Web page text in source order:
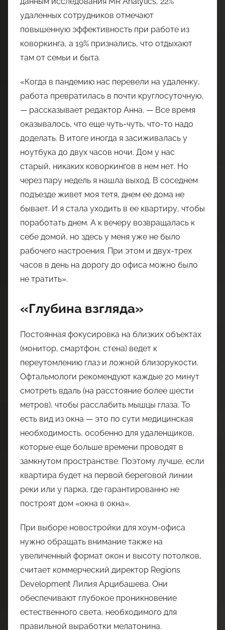
удаленных сотрудников отмечают
повышенную эффективность при работе из
коворкинга, а 19% признались, что отдыхают
там от семьи и быта.
«Когда в пандемию нас перевели на удаленку,
работа превратилась в почти круглосуточную,
— рассказывает редактор Анна. — Все время
оказывалось, что еще чуть-чуть, что-то надо
доделать. В итоге иногда я засиживалась у
ноутбука до двух часов ночи. Дом у нас
старый, никаких коворкингов в нем нет. Но
через пару недель я нашла выход. В соседнем
подъезде живет моя тетя, днем ее дома не
бывает. И я стала уходить в ее квартиру, чтобы
поработать днем. А к вечеру возвращалась к
себе домой, но здесь у меня уже не было
рабочего настроения. При этом и двух-трех
часов в день на дорогу до офиса можно было
не тратить».
«Глубина взгляда»
Постоянная фокусировка на близких объектах
(монитор, смартфон, стена) ведет к
переутомлению глаз и ложной близорукости.
Офтальмологи рекомендуют каждые 20 минут
смотреть вдаль (на расстояние более шести
метров), чтобы расслабить мышцы глаза. То
есть вид из окна — это по сути медицинская
необходимость, особенно для удаленщиков,
которые еще больше времени проводят в
замкнутом пространстве. Поэтому лучше, если
квартира будет на первой береговой линии
реки или у парка, где гарантированно не
построят дом «окна в окна».
При выборе новостройки для хоум-офиса
нужно обращать внимание также на
увеличенный формат окон и высоту потолков,
считает коммерческий директор Regions
Development Лилия Арцибашева. Они
обеспечивают глубокое проникновение
естественного света, необходимого для
правильной выработки мелатонина.